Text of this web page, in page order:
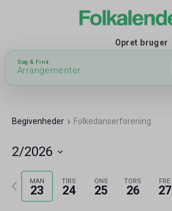
Opret bruger
Søg & Find
Arrangementer
Begivenheder Folkedanserforening
2/2026
Vælg
dato.MAN
23
TIRS
24
ONS
25
TORS
26
FRE
27
Forrige